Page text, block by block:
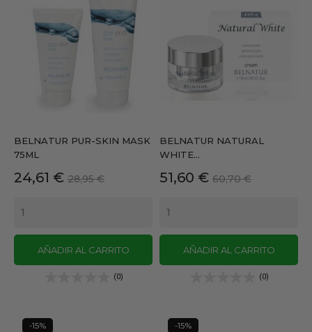
BELNATUR PUR-SKIN MASK
75ML
Precio
24,61 € Precio
28,95 €
AÑADIR AL CARRITO
(0)
BELNATUR NATURAL
WHITE...
Precio
51,60 € Precio
60,70 €
AÑADIR AL CARRITO
(0)
-15% -15%